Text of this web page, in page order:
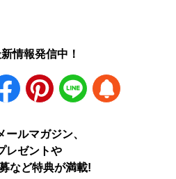
情報発信中！
Pinterest LINE
ルマガジン、
レゼントや
など特典が満載!